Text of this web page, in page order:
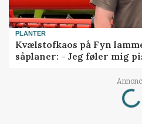
PLANTER
Kvælstofkaos på Fyn
såplaner: - Jeg føler mig